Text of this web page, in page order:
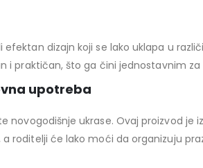
dizajn koji se lako uklapa u
i praktičan, što ga čini jednostavnim
upotreba
novogodišnje ukrase. Ovaj proizvod
a roditelji će lako moći da organizuju